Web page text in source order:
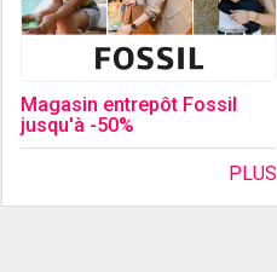
Magasin entrepôt Fossil
jusqu'à -50%
PLUS